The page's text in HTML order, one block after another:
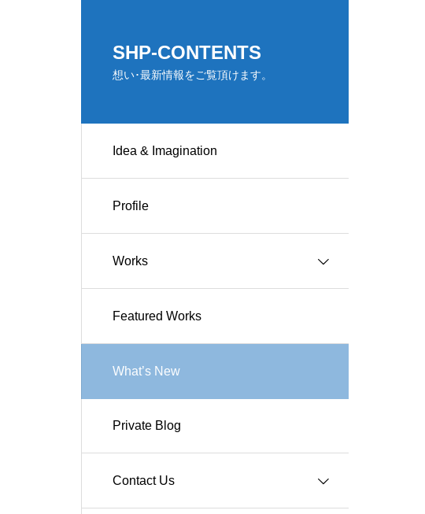
SHP-CONTENTS
想い･最新情報をご覧頂けます。
Idea & Imagination
Profile
Works
Works-住宅
Works-商業施設
Works-その他施設
Featured Works
What’s New
Private Blog
Contact Us